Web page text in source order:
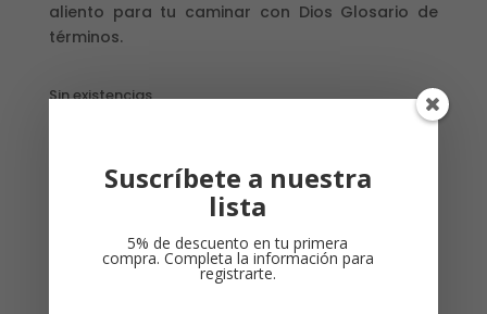
aliento para tu caminar con Dios Glosario de
términos.
Sin existencias
Productos relacionados
Suscríbete a nuestra
lista
5% de descuento en tu primera
compra. Completa la información para
registrarte.